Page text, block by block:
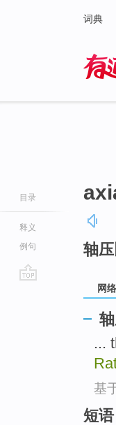
词典
目录
释义
例句
轴
网
...
基
短语